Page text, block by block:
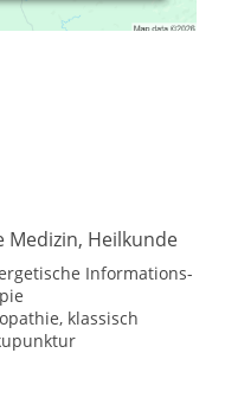
Heilkunde
Informations-
klassisch